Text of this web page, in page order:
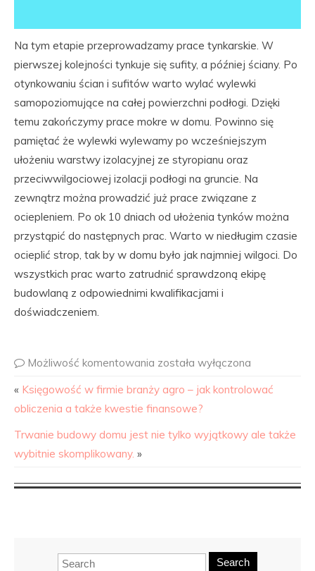
Na tym etapie przeprowadzamy prace tynkarskie. W
pierwszej kolejności tynkuje się sufity, a później ściany. Po
otynkowaniu ścian i sufitów warto wylać wylewki
samopoziomujące na całej powierzchni podłogi. Dzięki
temu zakończymy prace mokre w domu. Powinno się
pamiętać że wylewki wylewamy po wcześniejszym
ułożeniu warstwy izolacyjnej ze styropianu oraz
przeciwwilgociowej izolacji podłogi na gruncie. Na
zewnątrz można prowadzić już prace związane z
ociepleniem. Po ok 10 dniach od ułożenia tynków można
przystąpić do następnych prac. Warto w niedługim czasie
ocieplić strop, tak by w domu było jak najmniej wilgoci. Do
wszystkich prac warto zatrudnić sprawdzoną ekipę
budowlaną z odpowiednimi kwalifikacjami i
doświadczeniem.
Możliwość komentowania została wyłączona
« Księgowość w firmie branży agro – jak kontrolować
obliczenia a także kwestie finansowe?
Trwanie budowy domu jest nie tylko wyjątkowy ale także
wybitnie skomplikowany. »
Search